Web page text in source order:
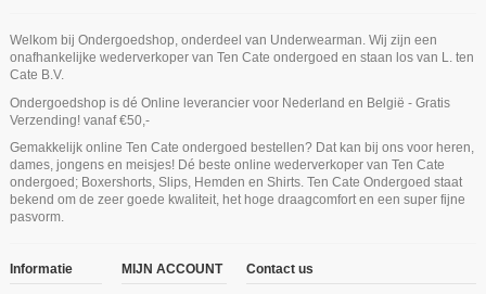
Welkom bij Ondergoedshop, onderdeel van Underwearman. Wij zijn een
onafhankelijke wederverkoper van Ten Cate ondergoed en staan los van L. ten
Cate B.V.
Ondergoedshop is dé Online leverancier voor Nederland en België - Gratis
Verzending! vanaf €50,-
Gemakkelijk online Ten Cate ondergoed bestellen? Dat kan bij ons voor heren,
dames, jongens en meisjes! Dé beste online wederverkoper van Ten Cate
ondergoed; Boxershorts, Slips, Hemden en Shirts. Ten Cate Ondergoed staat
bekend om de zeer goede kwaliteit, het hoge draagcomfort en een super fijne
pasvorm.
Informatie MIJN ACCOUNT Contact us